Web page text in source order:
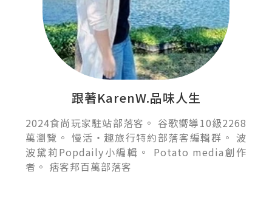
跟著KarenW.品味人生
2024食尚玩家駐站部落客。 谷歌嚮導10級2268
萬瀏覽。 慢活‧趣旅行特約部落客編輯群。 波
波黛莉Popdaily小編輯。 Potato media創作
者。 痞客邦百萬部落客